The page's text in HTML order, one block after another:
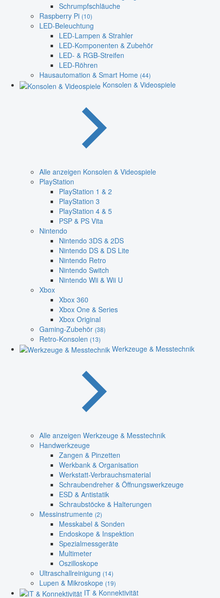
Schrumpfschläuche
Raspberry Pi (10)
LED-Beleuchtung
LED-Lampen & Strahler
LED-Komponenten & Zubehör
LED- & RGB-Streifen
LED-Röhren
Hausautomation & Smart Home (44)
Konsolen & Videospiele
Alle anzeigen Konsolen & Videospiele
PlayStation
PlayStation 1 & 2
PlayStation 3
PlayStation 4 & 5
PSP & PS Vita
Nintendo
Nintendo 3DS & 2DS
Nintendo DS & DS Lite
Nintendo Retro
Nintendo Switch
Nintendo Wii & Wii U
Xbox
Xbox 360
Xbox One & Series
Xbox Original
Gaming-Zubehör (38)
Retro-Konsolen (13)
Werkzeuge & Messtechnik
Alle anzeigen Werkzeuge & Messtechnik
Handwerkzeuge
Zangen & Pinzetten
Werkbank & Organisation
Werkstatt-Verbrauchsmaterial
Schraubendreher & Öffnungswerkzeuge
ESD & Antistatik
Schraubstöcke & Halterungen
Messinstrumente (2)
Messkabel & Sonden
Endoskope & Inspektion
Spezialmessgeräte
Multimeter
Oszilloskope
Ultraschallreinigung (14)
Lupen & Mikroskope (19)
IT & Konnektivität